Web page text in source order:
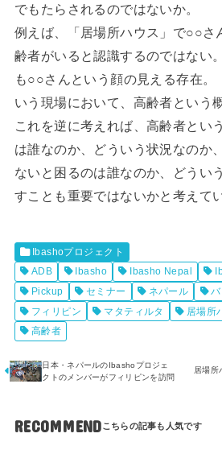
でもたらされるのではないか。
例えば、「居場所ハウス」で○○さ
齢者がいると認識するのではない
も○○さんという顔の見える存在。
いう現場において、高齢者という
これを逆に考えれば、高齢者とい
は誰なのか、どういう状況なのか
ないと困るのは誰なのか、どうい
すことも重要ではないかと考えてい
Ibashoプロジェクト
ADB
Ibasho Ibasho Nepal
Pickup
セミナー ネパール
フィリピン
マタティルタ 居場所
高齢者
日本・ネパールのIbashoプロジェ
クトのメンバーがフィリピンを訪問
居場所
RECOMMEND